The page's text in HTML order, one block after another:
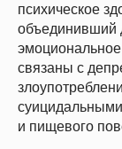
психическое
объединивший
связаны с
и пищевого